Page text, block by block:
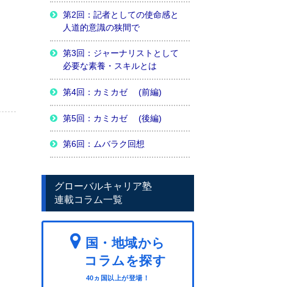
第2回：記者としての使命感と
人道的意識の狭間で
第3回：ジャーナリストとして
必要な素養・スキルとは
第4回：カミカゼ (前編)
第5回：カミカゼ (後編)
第6回：ムバラク回想
グローバルキャリア塾
連載コラム一覧
国・地域から
コラムを探す
40ヵ国以上が登場！